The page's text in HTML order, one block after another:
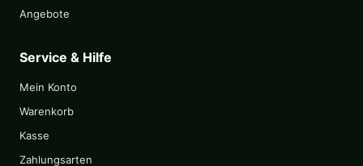
Angebote
Service & Hilfe
Mein Konto
Warenkorb
Kasse
Zahlungsarten